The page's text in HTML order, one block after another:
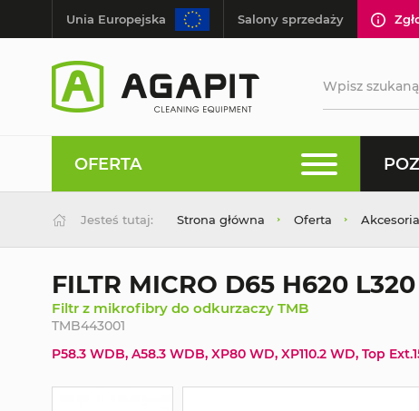
Unia Europejska Salony sprzedaży
OFERTA
Jesteś tutaj: Strona główna Oferta
FILTR MICRO D65 H620 L320
Filtr z mikrofibry do odkurzaczy TMB
TMB443001
P58.3 WDB, A58.3 WDB, XP80 WD, XP110.2 WD, Top